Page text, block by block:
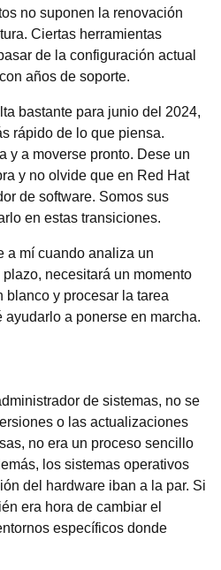
no suponen la renovación
Ciertas herramientas
de la configuración actual
años de soporte.
bastante para junio del 2024,
rápido de lo que piensa.
y a moverse pronto. Dese un
y no olvide que en Red Hat
de software. Somos sus
en estas transiciones.
a mí cuando analiza un
necesitará un momento
blanco y procesar la tarea
a ponerse en marcha.
de sistemas, no se
o las actualizaciones
no era un proceso sencillo
los sistemas operativos
del hardware iban a la par. Si
era hora de cambiar el
específicos donde